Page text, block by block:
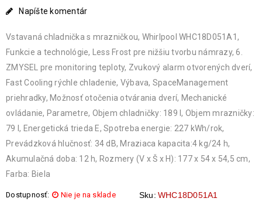
Napíšte komentár
Vstavaná chladnička s mrazničkou, Whirlpool WHC18D051A1,
Funkcie a technológie, Less Frost pre nižšiu tvorbu námrazy, 6.
ZMYSEL pre monitoring teploty, Zvukový alarm otvorených dverí,
Fast Cooling rýchle chladenie, Výbava, SpaceManagement
priehradky, Možnosť otočenia otvárania dverí, Mechanické
ovládanie, Parametre, Objem chladničky: 189 l, Objem mrazničky:
79 l, Energetická trieda E, Spotreba energie: 227 kWh/rok,
Prevádzková hlučnosť: 34 dB, Mraziaca kapacita:4 kg/24 h,
Akumulačná doba: 12 h, Rozmery (V x Š x H): 177 x 54 x 54,5 cm,
Farba: Biela
Dostupnosť: Nie je na sklade Sku: WHC18D051A1